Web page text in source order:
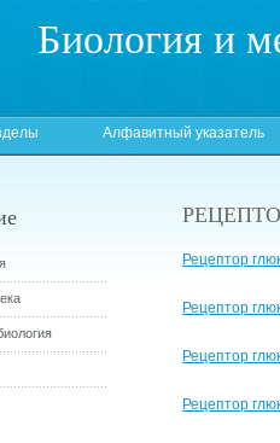
Биология и
Алфавитный указатель
Рецептор
Рецептор
Рецептор
Рецептор